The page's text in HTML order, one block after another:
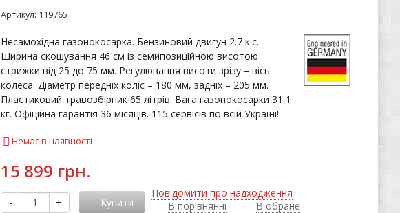
Артикул: 119765
Несамохідна газонокосарка. Бензиновий двигун 2.7 к.с.
Ширина скошування 46 см із семипозиційною висотою
стрижки від 25 до 75 мм. Регулювання висоти зрізу – вісь
колеса. Діаметр передніх коліс – 180 мм, задніх – 205 мм.
Пластиковий травозбірник 65 літрів. Вага газонокосарки 31,1
кг. Офіційна гарантія 36 місяців. 115 сервісів по всій Україні!
Немає в наявності
15 899 грн.
- + Купити
Повідомити про надходження
В порівнянні
В обране